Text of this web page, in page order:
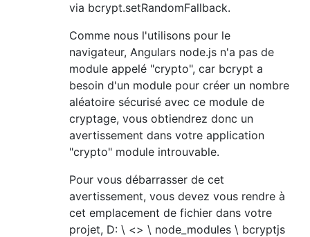
via bcrypt.setRandomFallback.
Comme nous l'utilisons pour le
navigateur, Angulars node.js n'a pas de
module appelé "crypto", car bcrypt a
besoin d'un module pour créer un nombre
aléatoire sécurisé avec ce module de
cryptage, vous obtiendrez donc un
avertissement dans votre application
"crypto" module introuvable.
Pour vous débarrasser de cet
avertissement, vous devez vous rendre à
cet emplacement de fichier dans votre
projet, D: \ <> \ node_modules \ bcryptjs